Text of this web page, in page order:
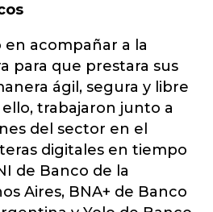
acompañar a la
para que prestara sus
ágil, segura y libre
trabajaron junto a
del sector en el
digitales en tiempo
de Banco de la
Aires, BNA+ de Banco